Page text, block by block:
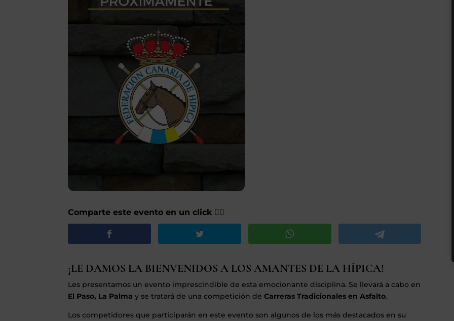
Comparte este evento en un click 👇🏽
¡LE DAMOS LA BIENVENIDOS A LOS AMANTES DE LA HÍPICA!
Les presentamos un evento imprescindible de esta emocionante disciplina. Se llevará a cabo en
El Paso, La Palma y se tratará de una competición deCarreras Tradicionales en Asfalto.
Los competidores que participarán en este evento son algunos de los más destacados en su